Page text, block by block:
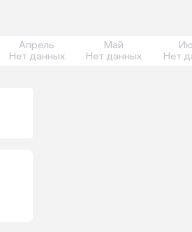
Апрель
Нет данных
Май
Нет данных
Нет